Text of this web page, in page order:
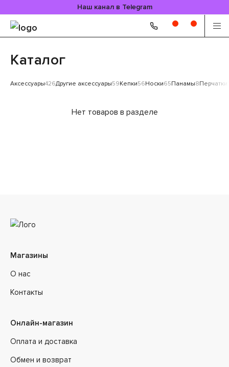
Наш канал в Telegram
Каталог
Аксессуары426Другие аксессуары59Кепки56Носки65Панамы8Перчатки
Нет товаров в разделе
Магазины
О нас
Контакты
Онлайн-магазин
Оплата и доставка
Обмен и возврат